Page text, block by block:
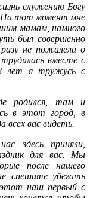
служению Богу
На тот момент мне
мамам, намного
был совершенно
не пожалела о
вместе с
лет я тружусь с
родился, там и
в этот город, в
всех вас видеть.
здесь приняли,
для вас. Мы
после нашего
спешите убегать
этот наш первый с